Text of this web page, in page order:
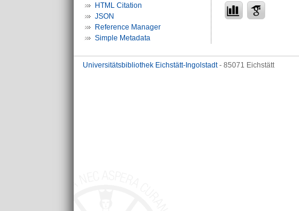
HTML Citation
JSON
Reference Manager
Simple Metadata
Universitätsbibliothek Eichstätt-Ingolstadt- 85071 Eichstätt